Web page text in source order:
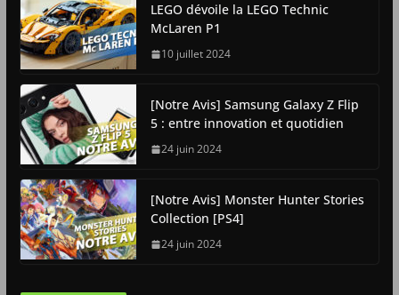
LEGO dévoile la LEGO Technic
McLaren P1
10 juillet 2024
[Notre Avis] Samsung Galaxy Z Flip
5 : entre innovation et quotidien
24 juin 2024
[Notre Avis] Monster Hunter Stories
Collection [PS4]
24 juin 2024